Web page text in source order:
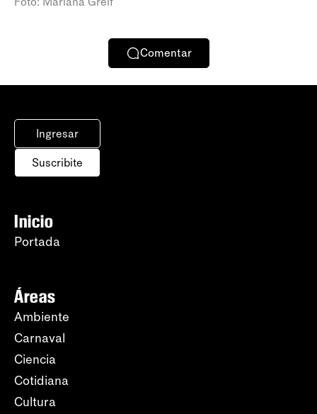
Comentar
Ingresar
Suscribite
Inicio
Portada
Áreas
Ambiente
Carnaval
Ciencia
Cotidiana
Cultura